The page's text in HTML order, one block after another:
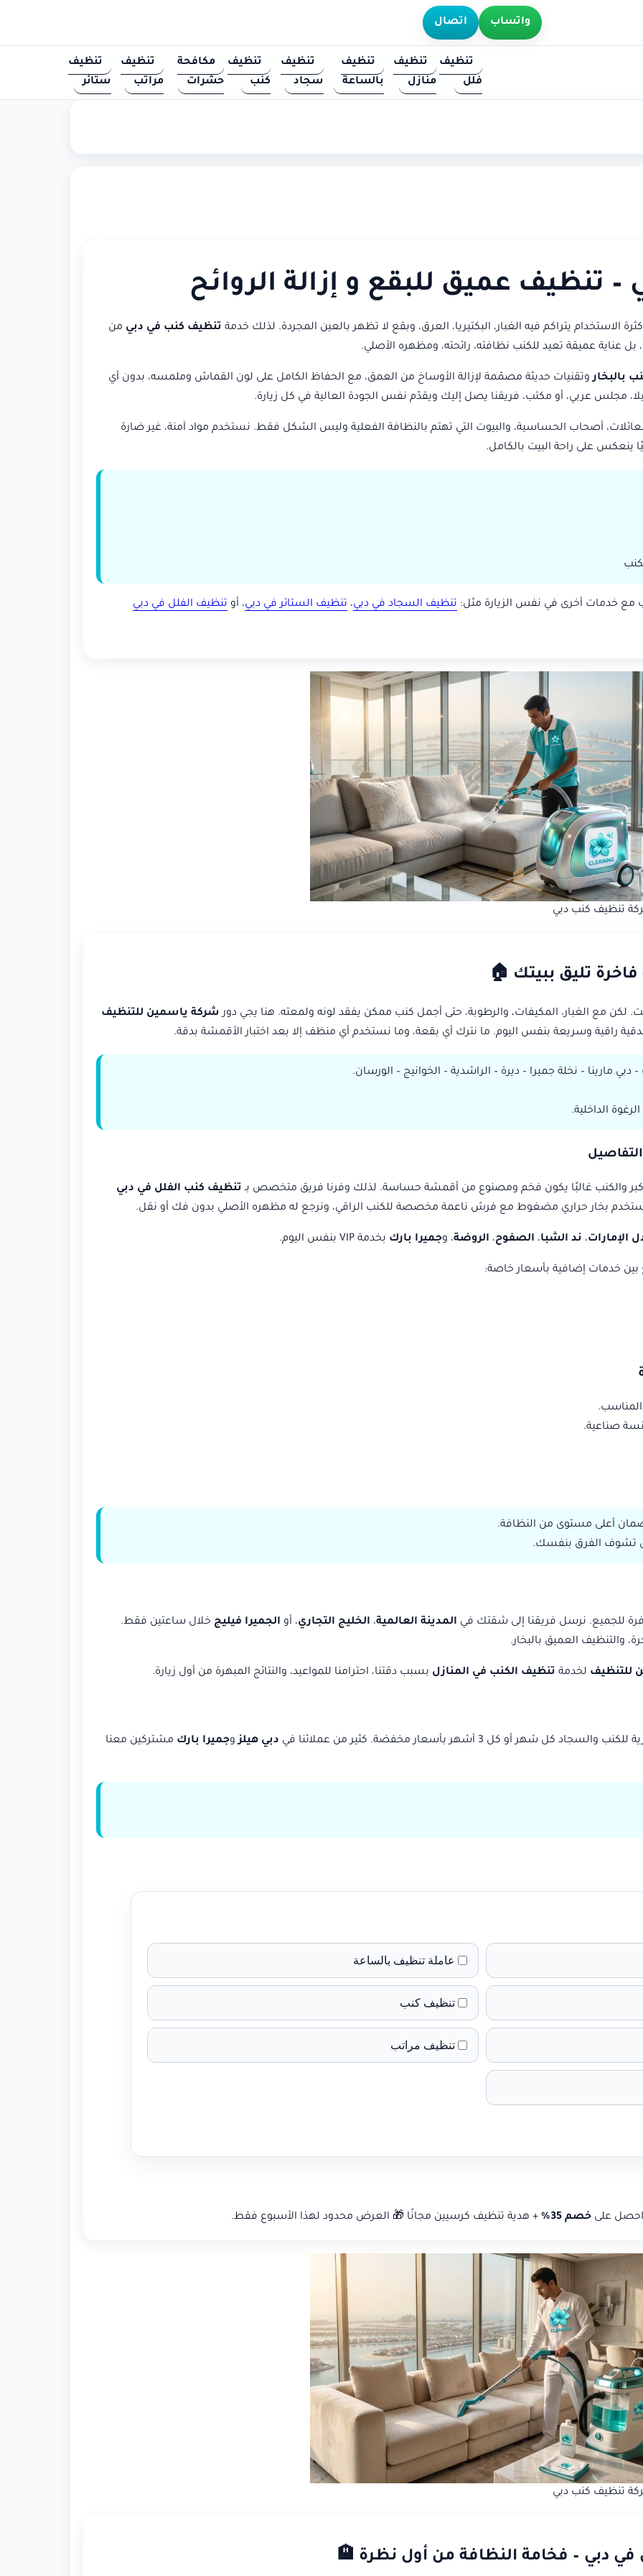
واتساب اتصال
تنظيف
فلل
تنظيف
منازل
تنظيف
بالساعة
تنظيف
سجاد
تنظيف
كنب
مكافحة
حشرات
تنظيف
مراتب
تنظيف
ستائر
تنظيف عميق للبقع و إزالة الروائح
الاستخدام يتراكم فيه الغبار، البكتيريا، العرق، وبقع لا تظهر بالعين المجردة. لذلك خدمة تنظيف كنب في دبي من
عناية عميقة تعيد للكنب نظافته، رائحته، ومظهره الأصلي.
بالبخاروتقنيات حديثة مصمّمة لإزالة الأوساخ من العمق، مع الحفاظ الكامل على لون القماش وملمسه، بدون أي
مجلس عربي، أو مكتب، فريقنا يصل إليك ويقدّم نفس الجودة العالية في كل زيارة.
أصحاب الحساسية، والبيوت التي تهتم بالنظافة الفعلية وليس الشكل فقط. نستخدم مواد آمنة، غير ضارة
ينعكس على راحة البيت بالكامل.
مع خدمات أخرى في نفس الزيارة مثل: تنظيف السجاد في دبي، تنظيف الستائر في دبي، أو تنظيف الفلل في دبي
تنظيف كنب دبي
تليق ببيتك 🏠
لكن مع الغبار، المكيفات، والرطوبة، حتى أجمل كنب ممكن يفقد لونه ولمعته. هنا يجي دور شركة ياسمين للتنظيف
راقية وسريعة بنفس اليوم. ما نترك أي بقعة، وما نستخدم أي منظف إلا بعد اختبار الأقمشة بدقة.
مارينا – نخلة جميرا – ديرة – الراشدية – الخوانيج – الورسان.
الداخلية.
والكنب غالبًا يكون فخم ومصنوع من أقمشة حساسة. لذلك وفرنا فريق متخصص بـ تنظيف كنب الفلل في دبي
بخار حراري مضغوط مع فرش ناعمة مخصصة للكنب الراقي، ونرجع له مظهره الأصلي بدون فك أو نقل.
الإمارات، ند الشبا، الصفوح، الروضة، وجميرا بارك بخدمة VIP بنفس اليوم.
بين خدمات إضافية بأسعار خاصة:
المناسب.
صناعية.
تشوف الفرق بنفسك.
للجميع. نرسل فريقنا إلى شقتك في المدينة العالمية، الخليج التجاري، أو الجميرا فيليج خلال ساعتين فقط.
والتنظيف العميق بالبخار.
للتنظيف لخدمة تنظيف الكنب في المنازل بسبب دقتنا، احترامنا للمواعيد، والنتائج المبهرة من أول زيارة.
أو كل 3 أشهر بأسعار مخفضة. كثير من عملائنا في دبي هيلزوجميرا بارك مشتركين معنا
عاملة تنظيف بالساعة
تنظيف كنب
تنظيف مراتب
على خصم 35% + هدية تنظيف كرسيين مجانًا 🎁 العرض محدود لهذا الأسبوع فقط.
تنظيف كنب دبي
دبي – فخامة النظافة من أول نظرة 🏨